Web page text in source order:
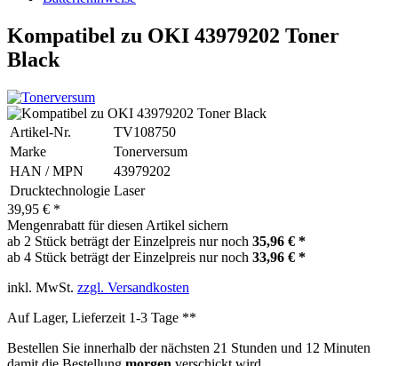
Kompatibel zu OKI 43979202 Toner
Black
Artikel-Nr.
TV108750
Marke
Tonerversum
HAN / MPN
43979202
Drucktechnologie Laser
39,95 € *
Mengenrabatt für diesen Artikel sichern
ab 2 Stück beträgt der Einzelpreis nur noch 35,96 € *
ab 4 Stück beträgt der Einzelpreis nur noch 33,96 € *
inkl. MwSt. zzgl. Versandkosten
Auf Lager, Lieferzeit 1-3 Tage **
Bestellen Sie innerhalb der nächsten 21 Stunden und 12 Minuten